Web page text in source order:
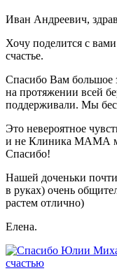
Иван Андреевич,
Хочу поделится с
счастье.
Спасибо Вам большое
на протяжении всей
поддерживали. Мы
Это невероятное
и не Клиника МАМА
Спасибо!
Нашей доченьки
в руках) очень
растем отлично)
Елена.